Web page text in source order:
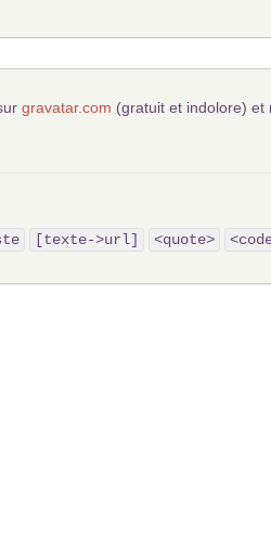
gravatar.com (gratuit et indolore) et
[texte->url] <quote>